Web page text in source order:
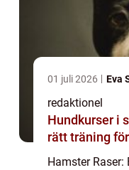
01 juli 2026 Eva
redaktionel
Hundkurser i
rätt träning
Hamster